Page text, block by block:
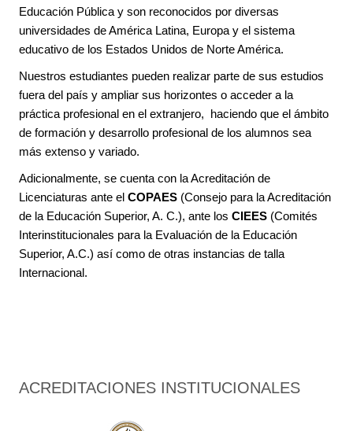
Educación Pública y son reconocidos por diversas
universidades de América Latina, Europa y el sistema
educativo de los Estados Unidos de Norte América.
Nuestros estudiantes pueden realizar parte de sus estudios
fuera del país y ampliar sus horizontes o acceder a la
práctica profesional en el extranjero, haciendo que el ámbito
de formación y desarrollo profesional de los alumnos sea
más extenso y variado.
Adicionalmente, se cuenta con la Acreditación de
Licenciaturas ante el COPAES (Consejo para la Acreditación
de la Educación Superior, A. C.), ante los CIEES (Comités
Interinstitucionales para la Evaluación de la Educación
Superior, A.C.) así como de otras instancias de talla
Internacional.
ACREDITACIONES INSTITUCIONALES